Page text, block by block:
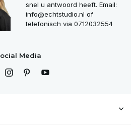
snel u antwoord heeft. Email:
info@echtstudio.nl of
telefonisch via 0712032554
Media